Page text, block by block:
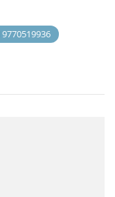
9770519936